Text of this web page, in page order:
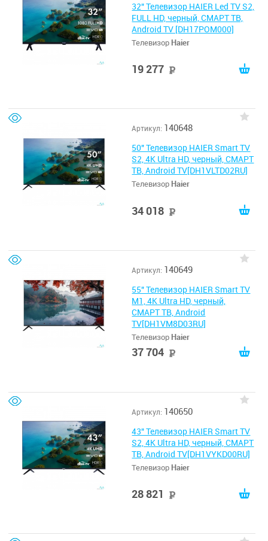
32" Телевизор HAIER Led TV S2,
FULL HD, черный, СМАРТ ТВ,
Android TV [DH17POM000]
Телевизор Haier
19 277
Артикул: 140648
50" Телевизор HAIER Smart TV
S2, 4K Ultra HD, черный, СМАРТ
ТВ, Android TV[DH1VLTD02RU]
Телевизор Haier
34 018
Артикул: 140649
55" Телевизор HAIER Smart TV
M1, 4K Ultra HD, черный,
СМАРТ ТВ, Android
TV[DH1VM8D03RU]
Телевизор Haier
37 704
Артикул: 140650
43" Телевизор HAIER Smart TV
S2, 4K Ultra HD, черный, СМАРТ
ТВ, Android TV[DH1VYKD00RU]
Телевизор Haier
28 821